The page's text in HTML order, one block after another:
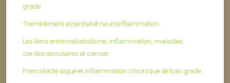
grade
Tremblement essentiel et neuroinflammation
Les liens entre métabolisme, inflammation, maladies
cardiovasculaires et cancer
Pancréatite aiguë et inflammation chronique de bas grade